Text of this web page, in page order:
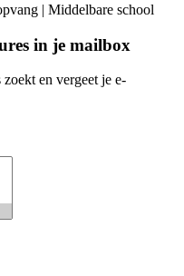
| Middelbare school
in je mailbox
en vergeet je e-